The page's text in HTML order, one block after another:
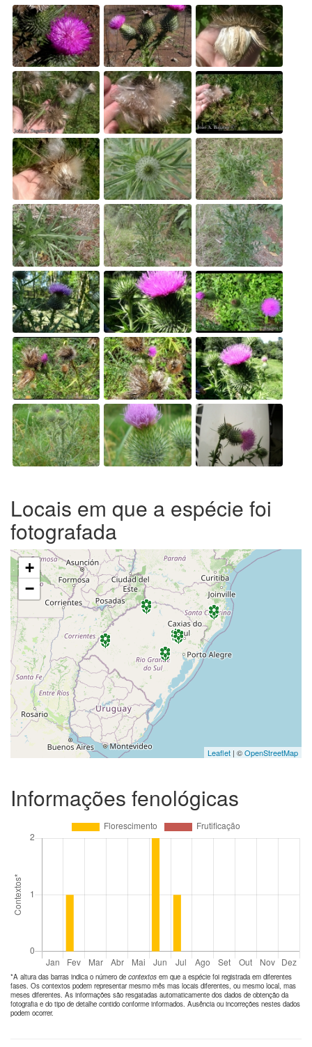
Locais em que a espécie foi
fotografada
+
−
Leaflet | ©OpenStreetMap
Informações fenológicas
*A altura das barras indica o número de contextos em que a espécie foi registrada em diferentes
fases. Os contextos podem representar mesmo mês mas locais diferentes, ou mesmo local, mas
meses diferentes. As informações são resgatadas automaticamente dos dados de obtenção da
fotografia e do tipo de detalhe contido conforme informados. Ausência ou incorreções nestes dados
podem ocorrer.